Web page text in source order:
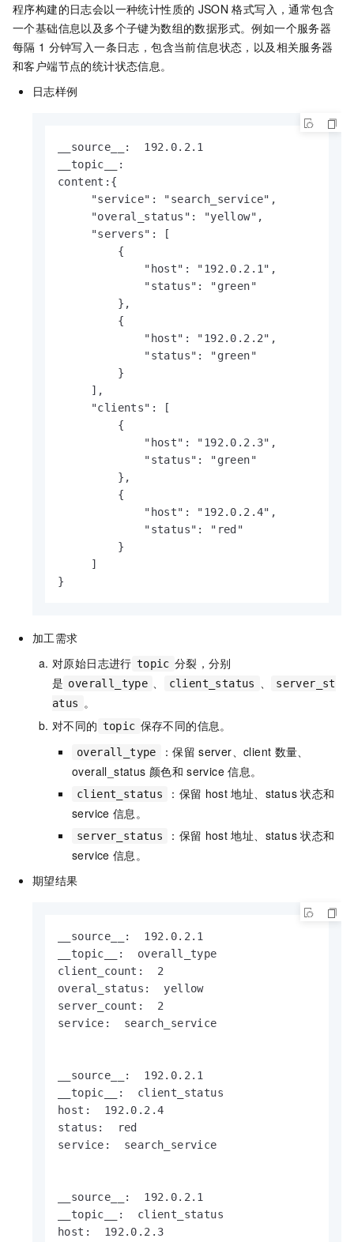
程序构建的日志会以一种统计性质的 JSON 格式写入，通常包含
一个基础信息以及多个子键为数组的数据形式。例如一个服务器
每隔 1 分钟写入一条日志，包含当前信息状态，以及相关服务器
和客户端节点的统计状态信息。
日志样例
__source__:  192.0.2.1
__topic__:
content:{
     "service": "search_service",
     "overal_status": "yellow",
     "servers": [
         {
             "host": "192.0.2.1",
             "status": "green"
         },
         {
             "host": "192.0.2.2",
             "status": "green"
         }
     ],
     "clients": [
         {
             "host": "192.0.2.3",
             "status": "green"
         },
         {
             "host": "192.0.2.4",
             "status": "red"
         }
     ]
}
加工需求
对原始日志进行 topic 分裂，分别
是 overall_type 、 client_status 、
server_st
atus 。
对不同的 topic 保存不同的信息。
overall_type ：保留 server、client 数量、
overall_status 颜色和 service 信息。
client_status ：保留 host 地址、status 状态和
service 信息。
server_status ：保留 host 地址、status 状态和
service 信息。
期望结果
__source__:  192.0.2.1
__topic__:  overall_type
client_count:  2
overal_status:  yellow
server_count:  2
service:  search_service
__source__:  192.0.2.1
__topic__:  client_status
host:  192.0.2.4
status:  red
service:  search_service
__source__:  192.0.2.1
__topic__:  client_status
host:  192.0.2.3